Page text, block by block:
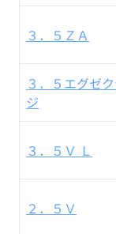
３．５ＺＡ
３．５エグゼ
ジ
３．５Ｖ Ｌ
２．５Ｖ